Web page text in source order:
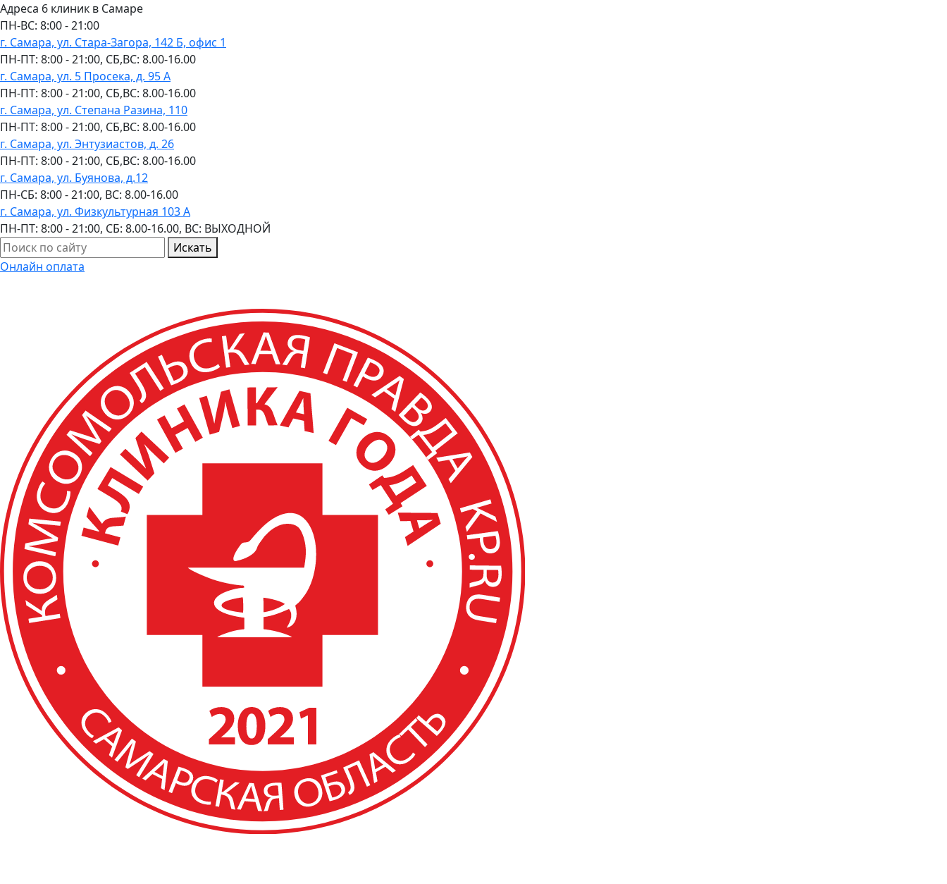
Адреса 6 клиник в Самаре
ПН-ВC: 8:00 - 21:00
г. Самара, ул. Стара-Загора, 142 Б, офис 1
ПН-ПТ: 8:00 - 21:00, СБ,ВС: 8.00-16.00
г. Самара, ул. 5 Просека, д. 95 А
ПН-ПТ: 8:00 - 21:00, СБ,ВС: 8.00-16.00
г. Самара, ул. Степана Разина, 110
ПН-ПТ: 8:00 - 21:00, СБ,ВС: 8.00-16.00
г. Самара, ул. Энтузиастов, д. 26
ПН-ПТ: 8:00 - 21:00, СБ,ВС: 8.00-16.00
г. Самара, ул. Буянова, д.12
ПН-СБ: 8:00 - 21:00, ВС: 8.00-16.00
г. Самара, ул. Физкультурная 103 А
ПН-ПТ: 8:00 - 21:00, СБ: 8.00-16.00, ВС: ВЫХОДНОЙ
Искать
Онлайн оплата